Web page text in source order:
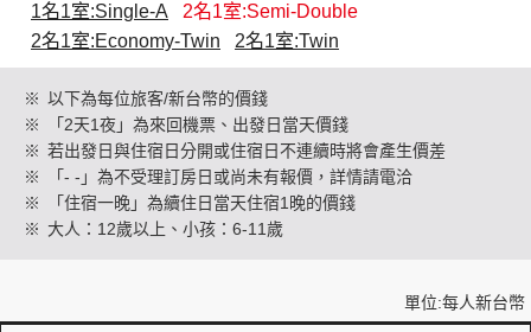
創造旅遊
1名1室:Single-A
2名1室:Semi-Double
2名1室:Economy-Twin
2名1室:Twin
※ 以下為每位旅客/新台幣的價錢
※
「2天1夜」為來回機票、出發日當天價錢
※ 若出發日與住宿日分開或住宿日不連續時將會產生價差
※
「- -」為不受理訂房日或尚未有報價，詳情請電洽
※
「住宿一晚」為續住日當天住宿1晚的價錢
※ 大人：12歲以上、小孩：6-11歲
單位:每人新台幣